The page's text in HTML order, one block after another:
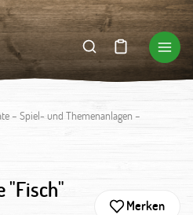
– Spiel- und Themenanlagen –
"Fisch"
Merken